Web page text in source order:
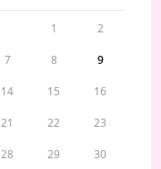
1 2
7 8 9
14 15 16
21 22 23
28 29 30